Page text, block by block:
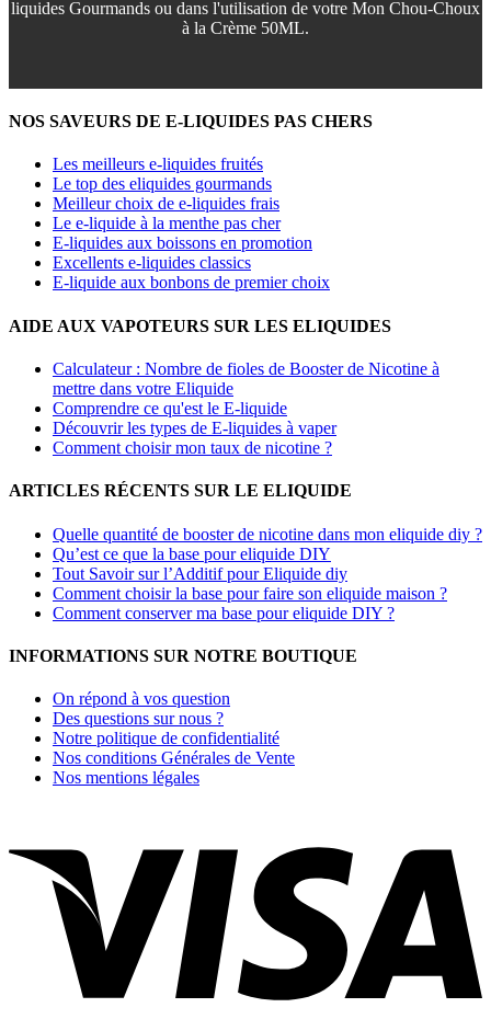
liquides Gourmands ou dans l'utilisation de votre Mon Chou-Choux
à la Crème 50ML.
NOS SAVEURS DE E-LIQUIDES PAS CHERS
Les meilleurs e-liquides fruités
Le top des eliquides gourmands
Meilleur choix de e-liquides frais
Le e-liquide à la menthe pas cher
E-liquides aux boissons en promotion
Excellents e-liquides classics
E-liquide aux bonbons de premier choix
AIDE AUX VAPOTEURS SUR LES ELIQUIDES
Calculateur : Nombre de fioles de Booster de Nicotine à
mettre dans votre Eliquide
Comprendre ce qu'est le E-liquide
Découvrir les types de E-liquides à vaper
Comment choisir mon taux de nicotine ?
ARTICLES RÉCENTS SUR LE ELIQUIDE
Quelle quantité de booster de nicotine dans mon eliquide diy ?
Qu’est ce que la base pour eliquide DIY
Tout Savoir sur l’Additif pour Eliquide diy
Comment choisir la base pour faire son eliquide maison ?
Comment conserver ma base pour eliquide DIY ?
INFORMATIONS SUR NOTRE BOUTIQUE
On répond à vos question
Des questions sur nous ?
Notre politique de confidentialité
Nos conditions Générales de Vente
Nos mentions légales